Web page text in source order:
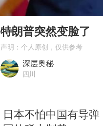
郑丽
董璇
女儿
Play
00:00
特朗普突然变脸了
声明：个人原创，仅供参考
深层奥秘
四川
日本不怕中国有导